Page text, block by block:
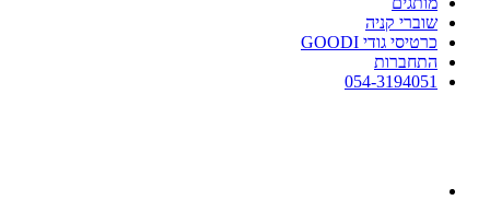
שוברי קניה
כרטיסי גודי GOODI
התחברות
054-3194051